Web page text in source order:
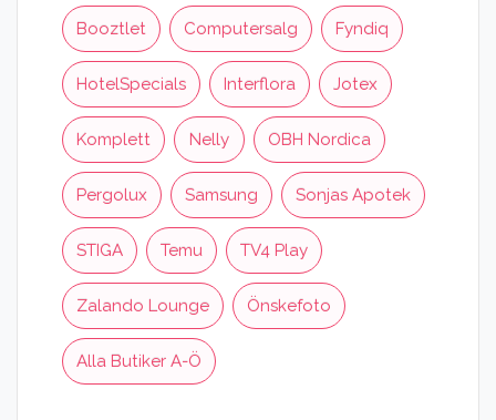
Booztlet Computersalg Fyndiq
HotelSpecials Interflora Jotex
Komplett Nelly OBH Nordica
Pergolux Samsung Sonjas Apotek
STIGA Temu TV4 Play
Zalando Lounge Önskefoto
Alla Butiker A-Ö